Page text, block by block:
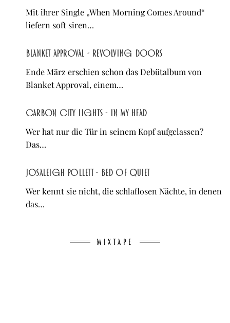
Mit ihrer Single „When Morning Comes Around“
liefern soft siren…
Blanket Approval - Revolving Doors
Ende März erschien schon das Debütalbum von
Blanket Approval, einem…
Carbon City Lights - In My Head
Wer hat nur die Tür in seinem Kopf aufgelassen?
Das…
Josaleigh Pollett - Bed of Quiet
Wer kennt sie nicht, die schlaflosen Nächte, in denen
das…
MIXTAPE